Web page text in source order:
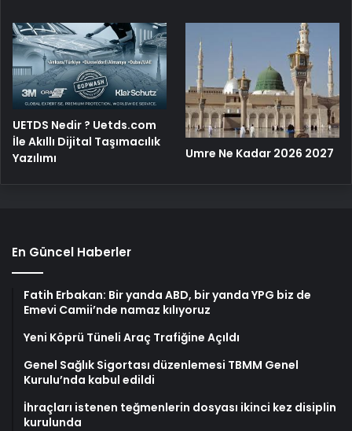
UETDS Nedir ? Uetds.com
İle Akıllı Dijital Taşımacılık
Yazılımı
Umre Ne Kadar 2026 2027
En Güncel Haberler
Fatih Erbakan: Bir yanda ABD, bir yanda YPG biz de
Emevi Camii’nde namaz kılıyoruz
Yeni Köprü Tüneli Araç Trafiğine Açıldı
Genel Sağlık Sigortası düzenlemesi TBMM Genel
Kurulu’nda kabul edildi
İhraçları istenen teğmenlerin dosyası ikinci kez disiplin
kurulunda